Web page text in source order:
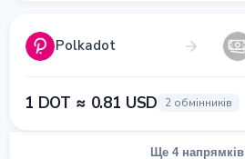
Polkadot
1 DOT ≈ 0.81 USD 2 обмінників
Ще 4 напрямків